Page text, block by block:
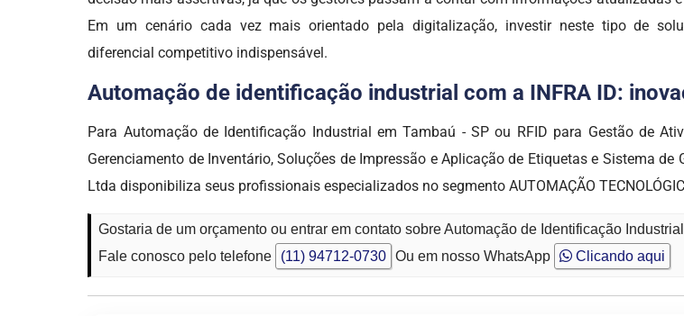
Em um cenário cada vez mais orientado pela digitalização, investir neste tipo de
diferencial competitivo indispensável.
Automação de identificação industrial com a INFRA ID:
Para Automação de Identificação Industrial em Tambaú - SP ou RFID para Gestão de
Gerenciamento de Inventário, Soluções de Impressão e Aplicação de Etiquetas e Sistema
Ltda disponibiliza seus profissionais especializados no segmento AUTOMAÇÃO
Gostaria de um orçamento ou entrar em contato sobre Automação de Identificação
Fale conosco pelo telefone
(11) 94712-0730 Ou em nosso WhatsApp Clicando aqui